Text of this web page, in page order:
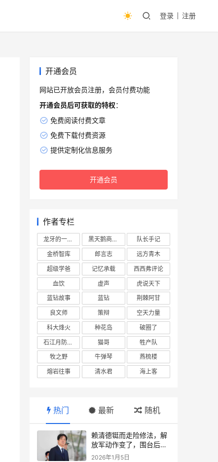
登录 注册
开通会员
网站已开放会员注册，会员付费功能
开通会员后可获取的特权：
免费阅读付费文章
免费下载付费资源
提供定制化信息服务
开通会员
作者专栏
龙牙的一座山 黑天鹅商业情报站
队长手记
金桥智库
郎言志
远方青木
超级学爸
记忆承载
西西弗评论
血饮
虚声
虎说天下
蓝钻故事
蓝钻
荆棘阿甘
良文师
策辩
空天力量
科大烽火
种花岛
破圈了
石江月防务观察
猫哥
牲产队
牧之野
牛弹琴
燕梳楼
熔岩往事
清水君 海上客
热门 最新 随机
赖清德铤而走险修法，解
放军动作变了，围台后的
“真正杀招”曝光
2026年1月5日